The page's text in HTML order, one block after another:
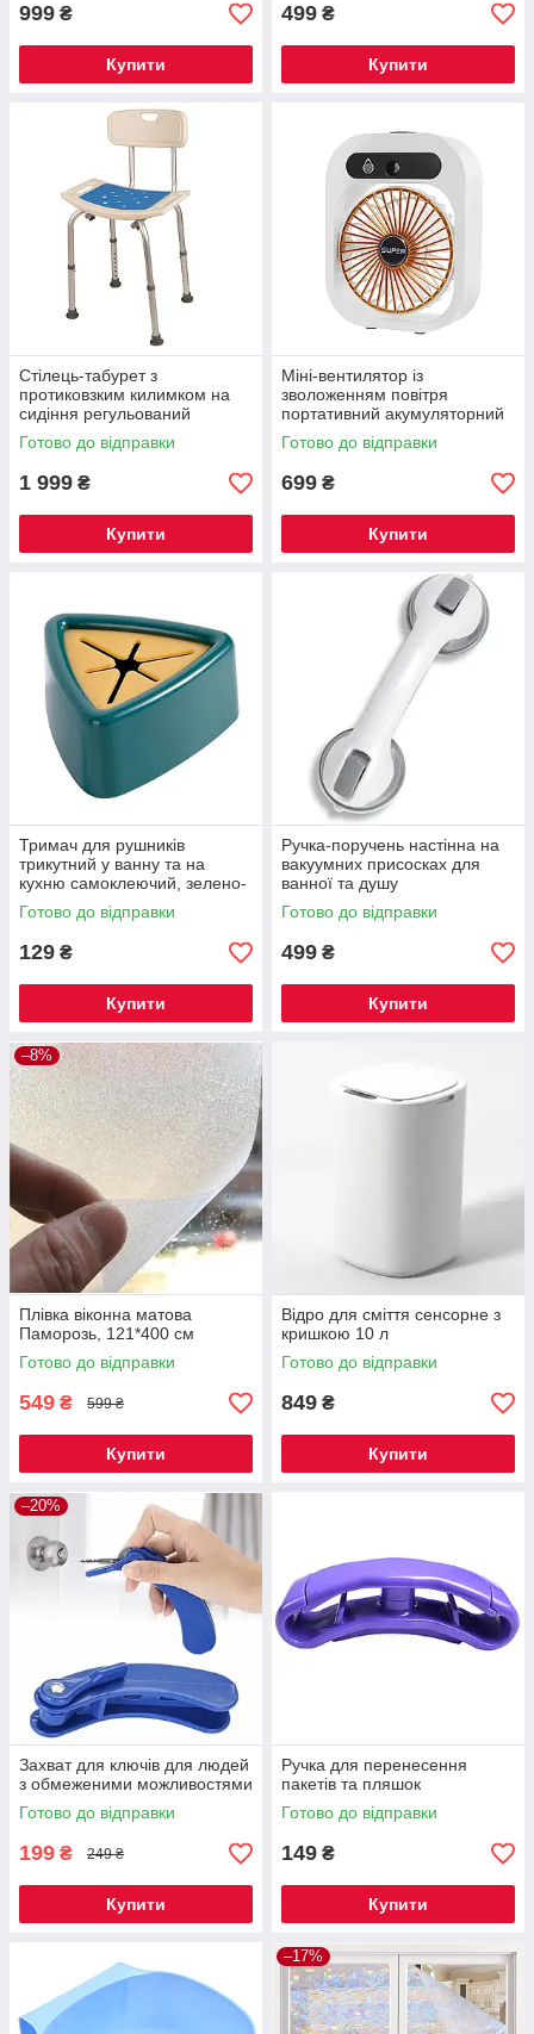
999 ₴
Купити
499 ₴
Купити
Стілець-табурет з
протиковзким килимком на
сидіння регульований
Готово до відправки
1 999 ₴
Купити
Міні-вентилятор із
зволоженням повітря
портативний акумуляторний
Готово до відправки
699 ₴
Купити
Тримач для рушників
трикутний у ванну та на
кухню самоклеючий, зелено-
помаранчевий
Готово до відправки
129 ₴
Купити
Ручка-поручень настінна на
вакуумних присосках для
ванної та душу
Готово до відправки
499 ₴
Купити
–8%
Плівка віконна матова
Паморозь, 121*400 см
Готово до відправки
549 ₴ 599 ₴
Купити
Відро для сміття сенсорне з
кришкою 10 л
Готово до відправки
849 ₴
Купити
–20%
Захват для ключів для людей
з обмеженими можливостями
Готово до відправки
199 ₴ 249 ₴
Купити
Ручка для перенесення
пакетів та пляшок
Готово до відправки
149 ₴
Купити
–17%